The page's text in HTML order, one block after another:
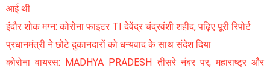
आई थी
इंदौर शोक मग्न: कोरोना फाइटर TI देवेंद्र चंद्रवंशी शहीद, पढ़िए पूरी रिपोर्ट
प्रधानमंत्री ने छोटे दुकानदारों को धन्यवाद के साथ संदेश दिया
कोरोना वायरस: MADHYA PRADESH तीसरे नंबर पर, महाराष्ट्र और